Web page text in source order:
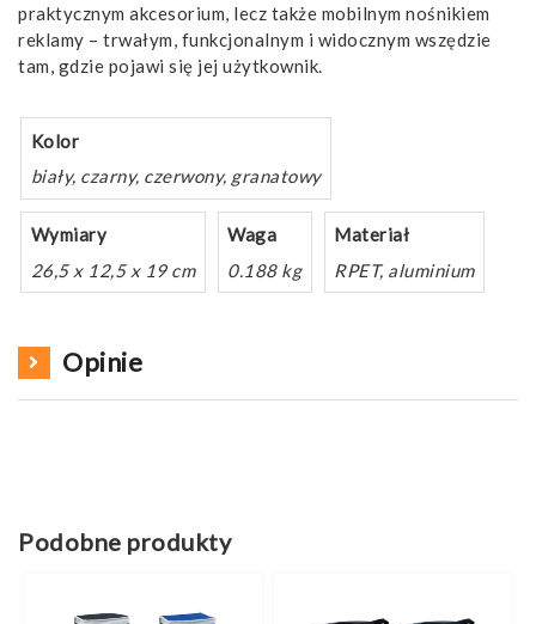
praktycznym akcesorium, lecz także mobilnym nośnikiem
reklamy – trwałym, funkcjonalnym i widocznym wszędzie
tam, gdzie pojawi się jej użytkownik.
Kolor
biały, czarny, czerwony, granatowy
Wymiary
26,5 x 12,5 x 19 cm
Waga
0.188 kg
Materiał
RPET, aluminium
Opinie
Podobne produkty